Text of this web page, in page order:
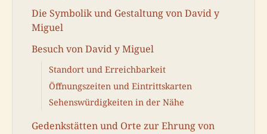
Die Symbolik und Gestaltung von David y
Miguel
Besuch von David y Miguel
Standort und Erreichbarkeit
Öffnungszeiten und Eintrittskarten
Sehenswürdigkeiten in der Nähe
Gedenkstätten und Orte zur Ehrung von